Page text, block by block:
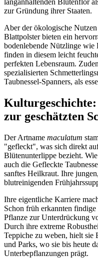
langanhaltenden Blütenflor
zur Gründung ihrer Staaten.
Aber der ökologische
Blattpolster bieten ein
bodenlebende Nützlinge wie
finden in diesem leicht
perfekten Lebensraum.
spezialisierten
Taubnessel-Spanners, als
zur geschätzten
Der Artname maculatum
"gefleckt", was sich direkt
Blütenunterlippe bezieht.
auch die Gefleckte
sanftes Heilkraut. Ihre
blutreinigenden
Ihre eigentliche Karriere
Schon früh erkannten findige
Pflanze zur Unterdrückung
Durch ihre extreme
Teppiche zu weben, hielt sie
und Parks, wo sie bis heute
Unterbepflanzungen prägt.